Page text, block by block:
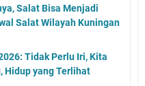
Salat Bisa Menjadi
Salat Wilayah Kuningan
Tidak Perlu Iri, Kita
Hidup yang Terlihat